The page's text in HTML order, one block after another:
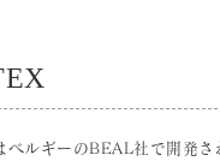
ベルギーのBEAL社で開発さ